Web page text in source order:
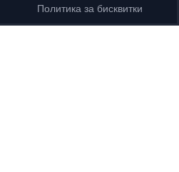
Политика за бисквитки